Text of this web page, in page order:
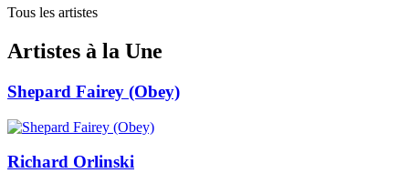
Tous les artistes
Artistes à la Une
Shepard Fairey (Obey)
Richard Orlinski